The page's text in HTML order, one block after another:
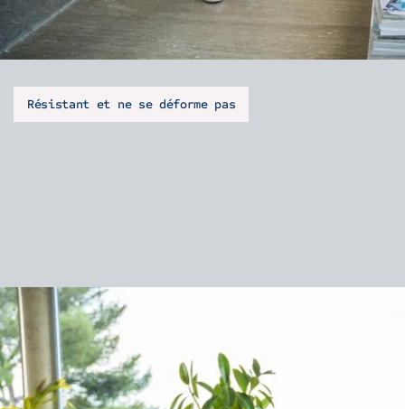
Résistant et ne se déforme pas